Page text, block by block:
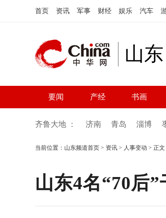
首页 资讯 军事 财经 娱乐 汽车
山东
要闻 产经 书画
齐鲁大地 ： 济南 青岛 淄博
当前位置： 山东频道首页 > 资讯 > 人事变动 > 正文
山东4名“70后